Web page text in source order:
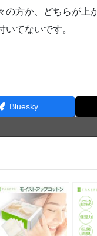
の方か、どちらが上
てないです。
Bluesky